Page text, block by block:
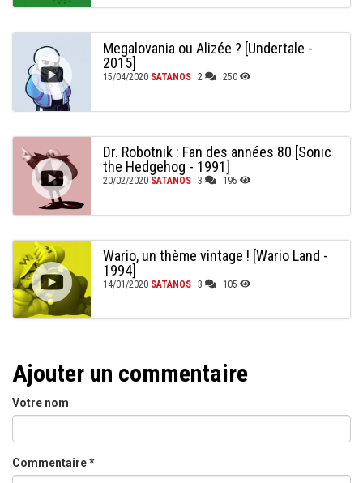
Megalovania ou Alizée ? [Undertale -
2015]
15/04/2020 SATANOS 2 250
Dr. Robotnik : Fan des années 80 [Sonic
the Hedgehog - 1991]
20/02/2020 SATANOS 3 195
Wario, un thème vintage ! [Wario Land -
1994]
14/01/2020 SATANOS 3 105
Ajouter un commentaire
Votre nom
Commentaire*